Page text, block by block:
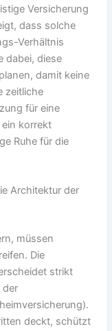
Versicherung
dass solche
Verhältnis
dabei, diese
damit keine
zeitliche
für eine
ein korrekt
Ruhe für die
Architektur der
müssen
Die
strikt
der
deckt, schützt